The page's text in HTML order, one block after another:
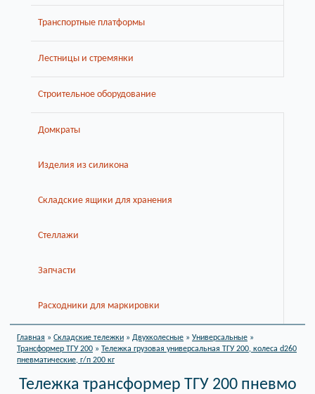
Транспортные платформы
Лестницы и стремянки
Строительное оборудование
Домкраты
Изделия из силикона
Складские ящики для хранения
Стеллажи
Запчасти
Расходники для маркировки
Главная » Складские тележки » Двухколесные » Универсальные »
Трансформер ТГУ 200 » Тележка грузовая универсальная ТГУ 200, колеса d260
пневматические, г/п 200 кг
Тележка трансформер ТГУ 200 пневмо